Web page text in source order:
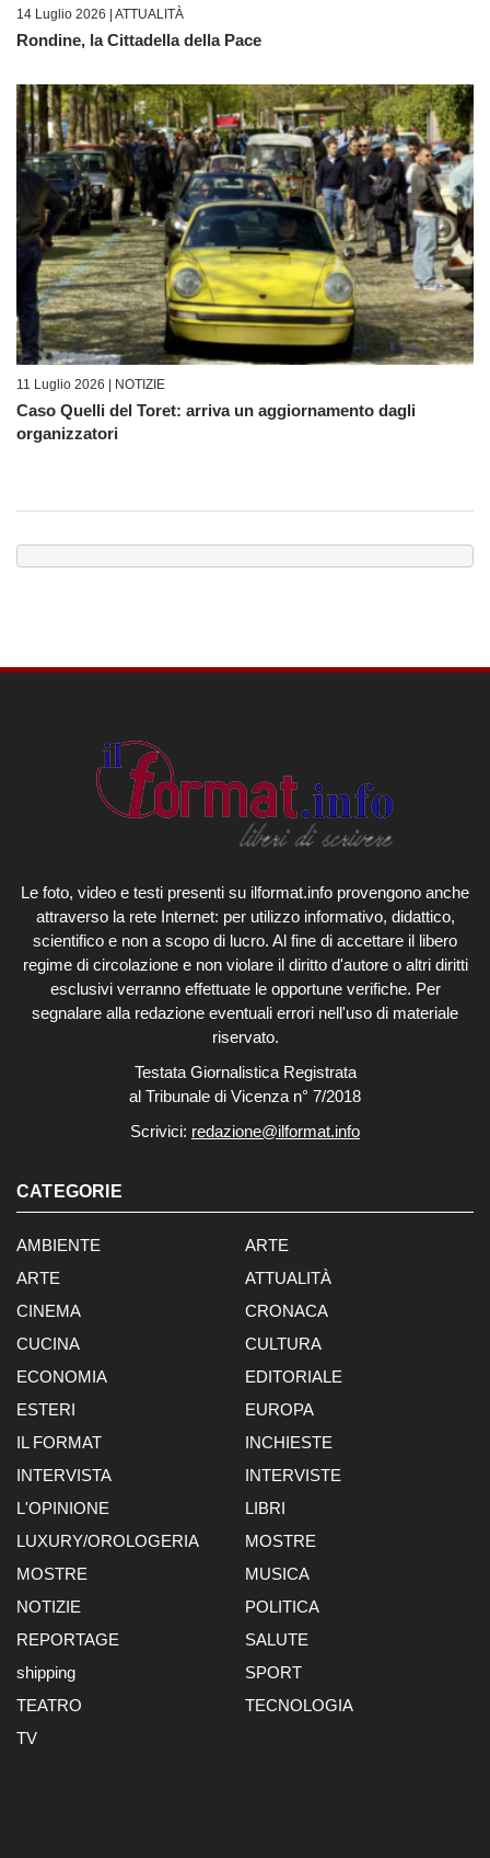
14 Luglio 2026 | ATTUALITÀ
Rondine, la Cittadella della Pace
11 Luglio 2026 | NOTIZIE
Caso Quelli del Toret: arriva un aggiornamento dagli
organizzatori
Le foto, video e testi presenti su ilformat.info provengono anche
attraverso la rete Internet: per utilizzo informativo, didattico,
scientifico e non a scopo di lucro. Al fine di accettare il libero
regime di circolazione e non violare il diritto d'autore o altri diritti
esclusivi verranno effettuate le opportune verifiche. Per
segnalare alla redazione eventuali errori nell'uso di materiale
riservato.
Testata Giornalistica Registrata
al Tribunale di Vicenza n° 7/2018
Scrivici: redazione@ilformat.info
CATEGORIE
AMBIENTE
ARTE
ARTE
ATTUALITÀ
CINEMA
CRONACA
CUCINA
CULTURA
ECONOMIA
EDITORIALE
ESTERI
EUROPA
IL FORMAT
INCHIESTE
INTERVISTA
INTERVISTE
L'OPINIONE
LIBRI
LUXURY/OROLOGERIA
MOSTRE
MOSTRE
MUSICA
NOTIZIE
POLITICA
REPORTAGE
SALUTE
shipping
SPORT
TEATRO
TECNOLOGIA
TV